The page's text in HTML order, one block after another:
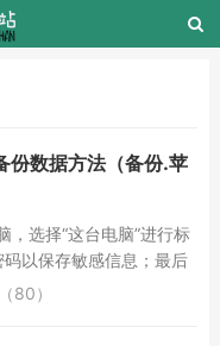
份数据方法（备份.苹
，选择“这台电脑”进行标
以保存敏感信息；最后
80）